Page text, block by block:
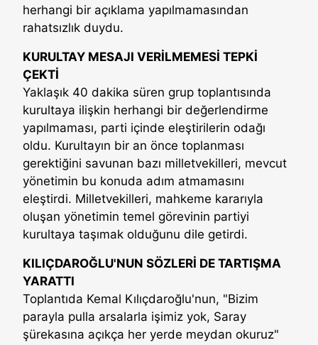
herhangi bir açıklama yapılmamasından
rahatsızlık duydu.
KURULTAY MESAJI VERİLMEMESİ TEPKİ
ÇEKTİ
Yaklaşık 40 dakika süren grup toplantısında
kurultaya ilişkin herhangi bir değerlendirme
yapılmaması, parti içinde eleştirilerin odağı
oldu. Kurultayın bir an önce toplanması
gerektiğini savunan bazı milletvekilleri, mevcut
yönetimin bu konuda adım atmamasını
eleştirdi. Milletvekilleri, mahkeme kararıyla
oluşan yönetimin temel görevinin partiyi
kurultaya taşımak olduğunu dile getirdi.
KILIÇDAROĞLU'NUN SÖZLERİ DE TARTIŞMA
YARATTI
Toplantıda Kemal Kılıçdaroğlu'nun, "Bizim
parayla pulla arsalarla işimiz yok, Saray
şürekasına açıkça her yerde meydan okuruz"